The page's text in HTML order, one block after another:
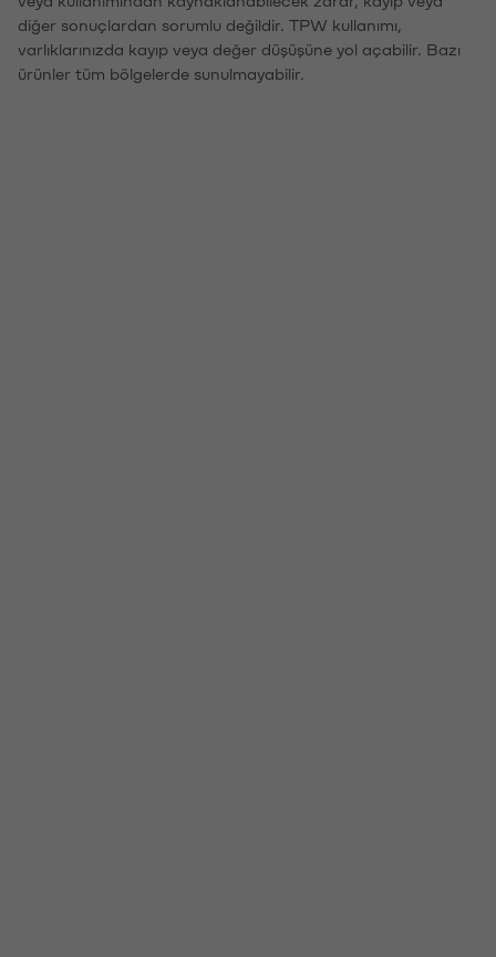
diğer sonuçlardan sorumlu değildir. TPW kullanımı,
varlıklarınızda kayıp veya değer düşüşüne yol açabilir. Bazı
ürünler tüm bölgelerde sunulmayabilir.